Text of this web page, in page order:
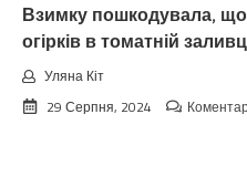
Взимку пошкодувала,
огірків в томатній
Уляна Кіт
29 Серпня, 2024